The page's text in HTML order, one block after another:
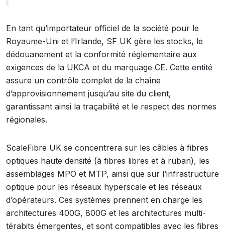
En tant qu’importateur officiel de la société pour le
Royaume-Uni et l’Irlande, SF UK gère les stocks, le
dédouanement et la conformité réglementaire aux
exigences de la UKCA et du marquage CE. Cette entité
assure un contrôle complet de la chaîne
d’approvisionnement jusqu’au site du client,
garantissant ainsi la traçabilité et le respect des normes
régionales.
ScaleFibre UK se concentrera sur les câbles à fibres
optiques haute densité (à fibres libres et à ruban), les
assemblages MPO et MTP, ainsi que sur l’infrastructure
optique pour les réseaux hyperscale et les réseaux
d’opérateurs. Ces systèmes prennent en charge les
architectures 400G, 800G et les architectures multi-
térabits émergentes, et sont compatibles avec les fibres